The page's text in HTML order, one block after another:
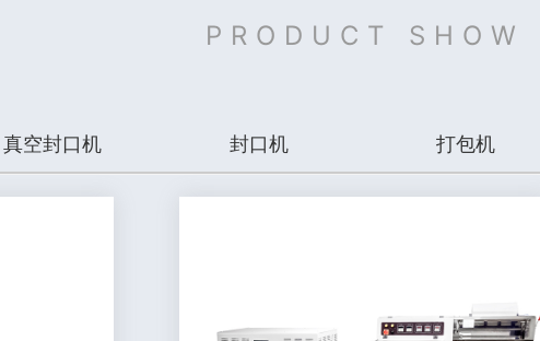
PRODUCT SHOW
真空封口机 封口机 打包机